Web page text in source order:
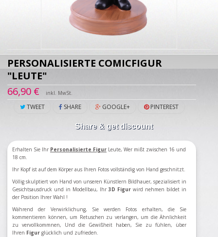
PERSONALISIERTE COMICFIGUR
"LEUTE"
66,90 €
inkl. MwSt.
TWEET SHARE GOOGLE+ PINTEREST
Share & get discount
Erhalten Sie Ihr Personalisierte Figur Leute, Wer mißt zwischen 16 und
18 cm.
Ihr Kopf ist auf dem Körper aus Ihren Fotos vollständig von Hand geschnitzt.
Völlig skulptiert von Hand von unseren Künstlern Bildhauer, spezialisiert in
Gesichtsausdruck und in Modellbau, Ihr 3D Figur wird nehmen bildet in
der Position Ihrer Wahl !
Während der Verwirklichung, Sie werden Fotos erhalten, die Sie
kommentieren können, um Retuschen zu verlangen, um die Ähnlichkeit
zu vervollkommnen, Und die Gewißheit haben, Sie zu fühlen, über
Ihren Figur glücklich und zufrieden.